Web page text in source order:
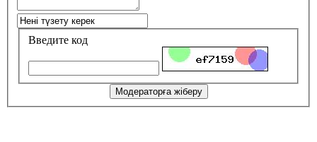
Введите код
Модераторға жіберу